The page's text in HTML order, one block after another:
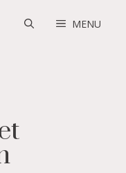
MENU